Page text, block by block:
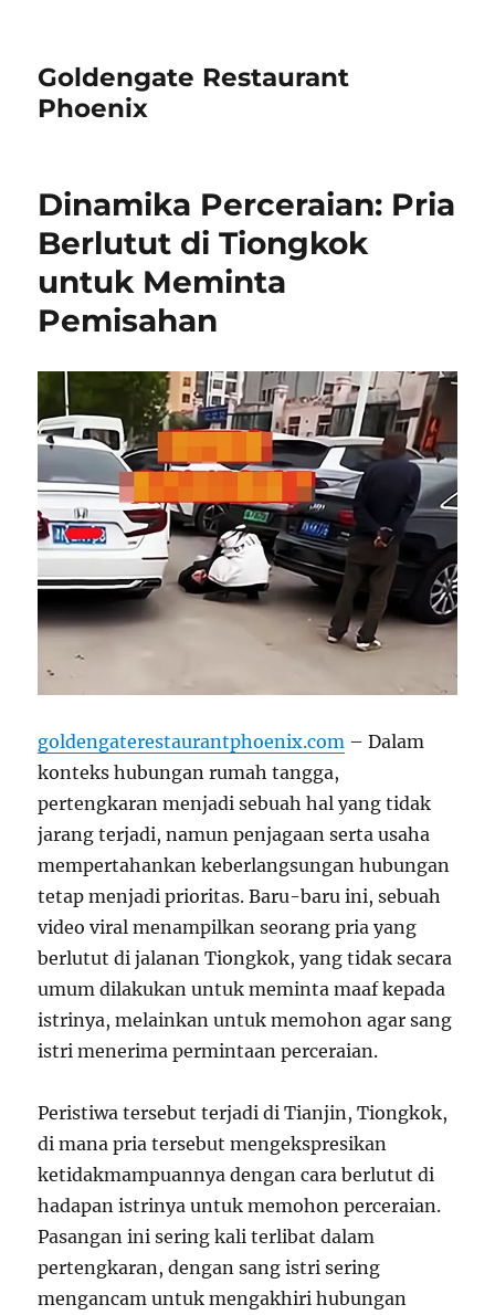
Goldengate Restaurant
Phoenix
Dinamika Perceraian: Pria
Berlutut di Tiongkok
untuk Meminta
Pemisahan
goldengaterestaurantphoenix.com – Dalam
konteks hubungan rumah tangga,
pertengkaran menjadi sebuah hal yang tidak
jarang terjadi, namun penjagaan serta usaha
mempertahankan keberlangsungan hubungan
tetap menjadi prioritas. Baru-baru ini, sebuah
video viral menampilkan seorang pria yang
berlutut di jalanan Tiongkok, yang tidak secara
umum dilakukan untuk meminta maaf kepada
istrinya, melainkan untuk memohon agar sang
istri menerima permintaan perceraian.
Peristiwa tersebut terjadi di Tianjin, Tiongkok,
di mana pria tersebut mengekspresikan
ketidakmampuannya dengan cara berlutut di
hadapan istrinya untuk memohon perceraian.
Pasangan ini sering kali terlibat dalam
pertengkaran, dengan sang istri sering
mengancam untuk mengakhiri hubungan